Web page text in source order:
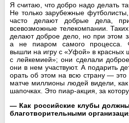
Я считаю, что добро надо делать
Не только зарубежные
часто делают добрые дела,
всевозможные телекомпании.
делают доброе дело, но при этом
а не пиаром самого процесса.
вышли на игру с «Уфой» в красных
с лейкемией»; они сделали
они в нем участвуют. А подарить
орать об этом на всю страну —
матче миллионы людей видели,
шапочках. Это пиар-акция, за
— Как российские клубы
благотворительными